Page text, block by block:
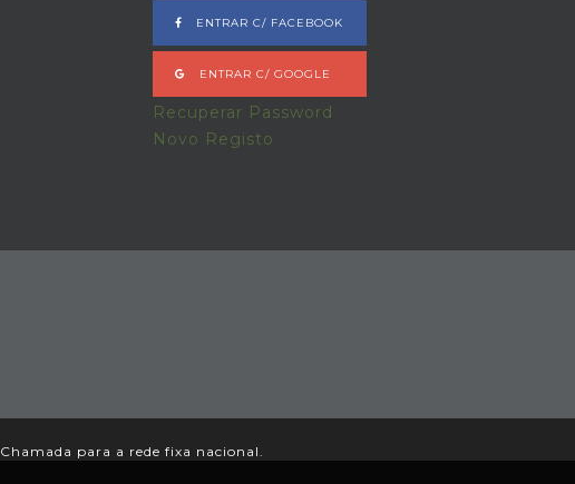
ENTRAR C/ FACEBOOK
ENTRAR C/ GOOGLE
Recuperar Password
Novo Registo
Chamada para a rede fixa nacional.